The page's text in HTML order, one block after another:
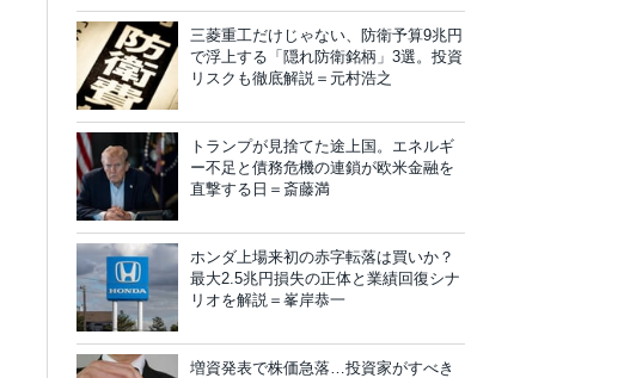
三菱重工だけじゃない、防衛予算9兆円
で浮上する「隠れ防衛銘柄」3選。投資
リスクも徹底解説＝元村浩之
トランプが見捨てた途上国。エネルギ
ー不足と債務危機の連鎖が欧米金融を
直撃する日＝斎藤満
ホンダ上場来初の赤字転落は買いか？
最大2.5兆円損失の正体と業績回復シナ
リオを解説＝峯岸恭一
増資発表で株価急落…投資家がすべき